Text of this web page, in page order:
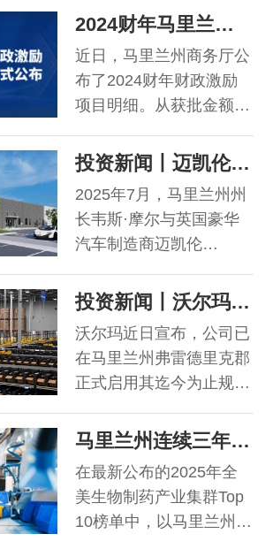
中心举行，欢迎参与拓展
在美商业机遇。
布，阿斯利康计划投资20
的生产布局。这是本州近
十年来规模最大的私营资
本投资项目。
2024财年马里兰州商务厅财政激励明细现已公布
近日，马里兰州商务厅公
布了2024财年财政激励
项目明细。从获批金额上
州商务厅共发放近1.51亿
FY2023的1.27亿美元，
总金额上升了19%；从获
批企业数量上来说，
FY2024，马里兰州商务
厅共批准了671笔财政激
励，激励项目主要围绕生
物医药、先进制造业、创
新研发、就业促进等方
投资新闻丨迈凯伦投资1050万美元在巴尔的摩港建立全美首个车辆整备中心
2025年7月，马里兰州州
长韦斯·摩尔与英国豪华
汽车制造商迈凯伦
投资1050万美元，在巴
Atlantic园区建造全美首
个车辆整备中心
（Vehicle Processing
Center, VPC）。该中心
总面积将达5万平方英
尺，并计划于2026年年
底前正式投入运营。
投资新闻丨沃尔玛最大药品集中调配基地现已落地马里兰州
沃尔玛近日宣布，公司已
在马里兰州弗雷德里克郡
正式启用其迄今为止规模
地（Centralized
Facility）。 这座占地面
积超10.2万平方英尺的现
代化设施每日可处理至多
马里兰州连续三年当选全美第三大生物制药产业集群
在最新公布的2025年全
美生物制药产业集群Top
10榜单中，以马里兰州为